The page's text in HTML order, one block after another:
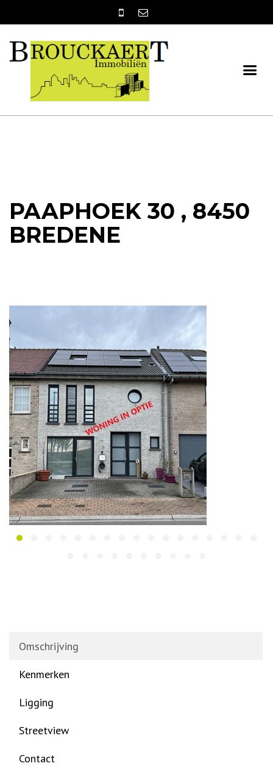
PAAPHOEK 30 , 8450
BREDENE
Omschrijving
Kenmerken
Ligging
Streetview
Contact